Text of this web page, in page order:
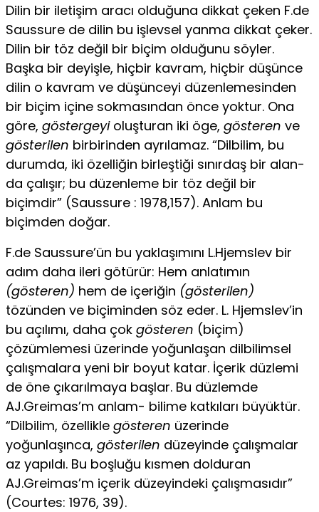
Dilin bir iletişim aracı olduğuna dikkat çeken F.de
Saussure de dilin bu işlevsel yanma dikkat çeker.
Dilin bir töz değil bir biçim olduğunu söyler.
Başka bir deyişle, hiçbir kavram, hiçbir düşünce
dilin o kavram ve düşünceyi düzenlemesinden
bir biçim içine sokmasından önce yoktur. Ona
göre, göstergeyi oluşturan iki öge, gösteren ve
gösterilen birbirinden ayrılamaz. “Dilbilim, bu
durumda, iki özelliğin birleştiği sınırdaş bir alan­
da çalışır; bu düzenleme bir töz değil bir
biçimdir” (Saussure : 1978,157). Anlam bu
biçimden doğar.
F.de Saussure’ün bu yaklaşımını L.Hjemslev bir
adım daha ileri götürür: Hem anlatımın
(gösteren) hem de içeriğin (gösteri­len)
tözünden ve biçiminden söz eder. L. Hjemslev’in
bu açılı­mı, daha çok gösteren (biçim)
çözümlemesi üzerinde yoğunla­şan dilbilimsel
çalışmalara yeni bir boyut katar. İçerik düzlemi
de öne çıkarılmaya başlar. Bu düzlemde
AJ.Greimas’m anlam- bilime katkıları büyüktür.
“Dilbilim, özellikle gösteren üzerin­de
yoğunlaşınca, gösterilen düzeyinde çalışmalar
az yapıldı. Bu boşluğu kısmen dolduran
AJ.Greimas’m içerik düzeyindeki çalışmasıdır”
(Courtes: 1976, 39).